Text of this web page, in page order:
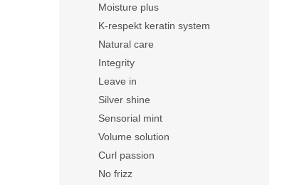
Moisture plus
K-respekt keratin system
Natural care
Integrity
Leave in
Silver shine
Sensorial mint
Volume solution
Curl passion
No frizz